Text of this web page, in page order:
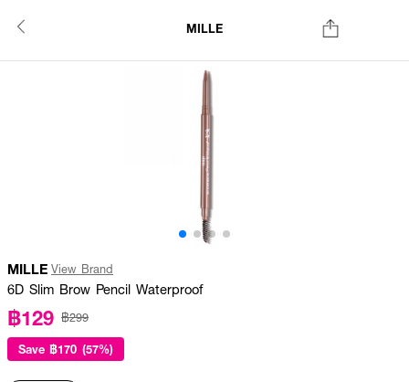
MILLE
MILLE View Brand
6D Slim Brow Pencil Waterproof
฿129 ฿299
Save ฿170 (57%)